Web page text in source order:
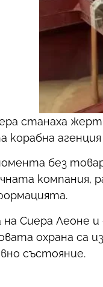
станаха
агенция
без
компания,
на Сиера Леоне
охрана са
състояние.